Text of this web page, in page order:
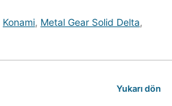
Konami, Metal Gear Solid Delta,
Yukarı dön